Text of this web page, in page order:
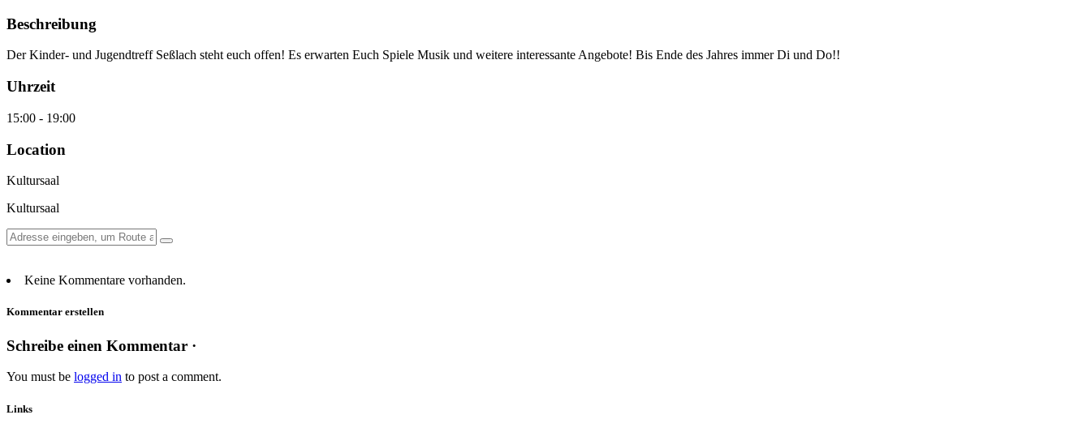
Beschreibung
Der Kinder- und Jugendtreff Seßlach steht euch offen! Es erwarten Euch Spiele Musik und weitere interessante Angebote! Bis Ende des Jahres immer Di und Do!!
Uhrzeit
15:00 - 19:00
Location
Kultursaal
Kultursaal
Keine Kommentare vorhanden.
Kommentar erstellen
Schreibe einen Kommentar ·
You must be logged in to post a comment.
Links